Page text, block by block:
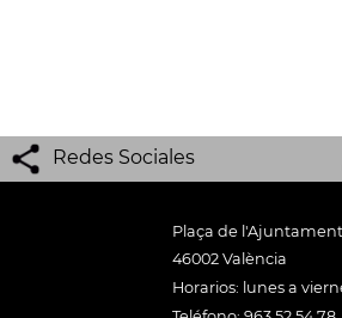
Redes Sociales
Plaça de l'Ajuntament
46002 València
Horarios: lunes a